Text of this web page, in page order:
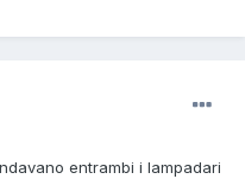
entrambi i lampadari